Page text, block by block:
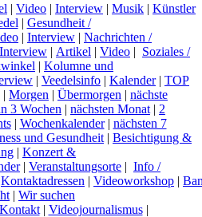
| Video | Interview | Musik | Künstler
| Gesundheit /
| Interview | Nachrichten /
Interview | Artikel | Video | Soziales /
| Kolumne und
| Veedelsinfo | Kalender| TOP
| Morgen | Übermorgen | nächste
3 Wochen | nächsten Monat | 2
| Wochenkalender| nächsten 7
und Gesundheit | Besichtigung &
| Konzert &
| Veranstaltungsorte | Info /
Kontaktadressen | Videoworkshop |
| Wir suchen
Kontakt| Videojournalismus|